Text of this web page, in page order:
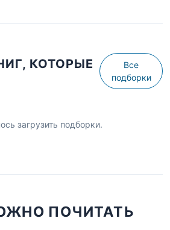
КОТОРЫЕ
Все
подборки
загрузить подборки.
ПОЧИТАТЬ